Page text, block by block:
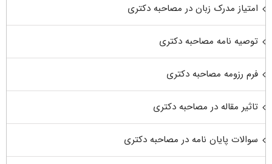
امتیاز مدرک زبان در مصاحبه دکتری
توصیه نامه مصاحبه دکتری
فرم رزومه مصاحبه دکتری
تاثیر مقاله در مصاحبه دکتری
سوالات پایان نامه در مصاحبه دکتری